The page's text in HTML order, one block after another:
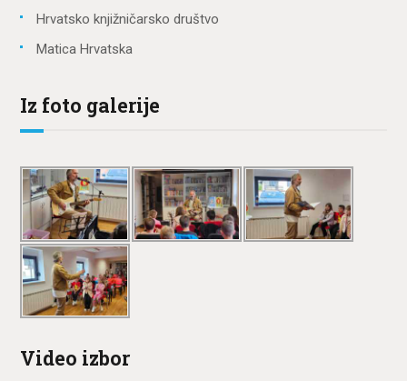
Hrvatsko knjižničarsko društvo
Matica Hrvatska
Iz foto galerije
Video izbor